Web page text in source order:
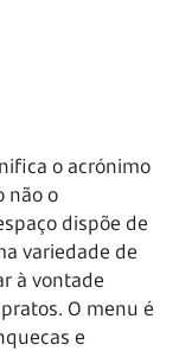
o acrónimo
não o
dispõe de
variedade de
à vontade
O menu é
e